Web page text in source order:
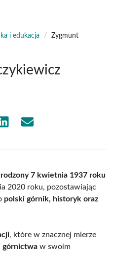
i edukacja /
Zygmunt
Share Share
7 kwietnia 1937 roku
2020 roku, pozostawiając
polski górnik, historyk oraz
, które w znacznej mierze
górnictwa w swoim